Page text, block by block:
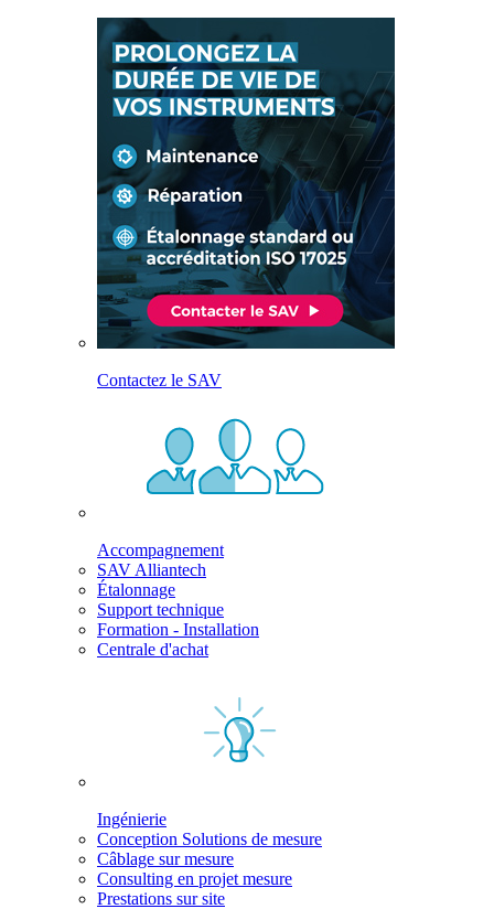
Contactez le SAV
Accompagnement
SAV Alliantech
Étalonnage
Support technique
Formation - Installation
Centrale d'achat
Ingénierie
Conception Solutions de mesure
Câblage sur mesure
Consulting en projet mesure
Prestations sur site